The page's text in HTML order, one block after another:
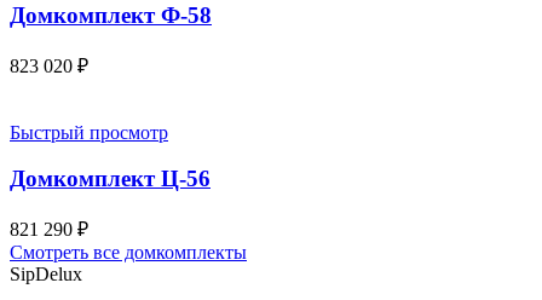
Домкомплект Ф-58
823 020 ₽
Быстрый просмотр
Домкомплект Ц-56
821 290 ₽
Смотреть все домкомплекты
SipDelux